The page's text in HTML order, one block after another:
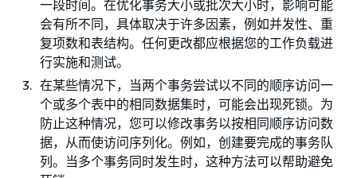
一段时间。在优化事务大小或批次大小时，影响可能
会有所不同，具体取决于许多因素，例如并发性、重
复项数和表结构。任何更改都应根据您的工作负载进
行实施和测试。
在某些情况下，当两个事务尝试以不同的顺序访问一
个或多个表中的相同数据集时，可能会出现死锁。为
防止这种情况，您可以修改事务以按相同顺序访问数
据，从而使访问序列化。例如，创建要完成的事务队
列。当多个事务同时发生时，这种方法可以帮助避免